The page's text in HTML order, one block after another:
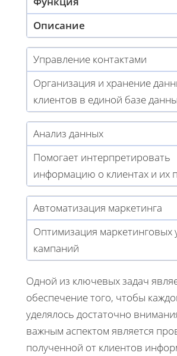
Описание
Управление контактами
Организация и хранение
клиентов в единой базе
Анализ данных
Помогает интерпретировать
информацию о клиентах и их
Автоматизация маркетинга
Оптимизация маркетинговых
кампаний
Одной из ключевых задач
обеспечение того, чтобы
уделялось достаточно
важным аспектом является
полученной от клиентов